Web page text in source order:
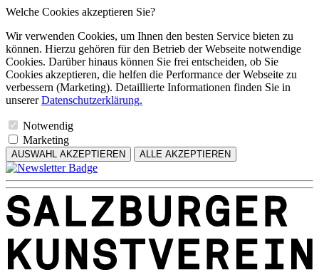
Welche Cookies akzeptieren Sie?
Wir verwenden Cookies, um Ihnen den besten Service bieten zu
können. Hierzu gehören für den Betrieb der Webseite notwendige
Cookies. Darüber hinaus können Sie frei entscheiden, ob Sie
Cookies akzeptieren, die helfen die Performance der Webseite zu
verbessern (Marketing). Detaillierte Informationen finden Sie in
unsererDatenschutzerklärung.
Notwendig
Marketing
AUSWAHL AKZEPTIEREN ALLE AKZEPTIEREN